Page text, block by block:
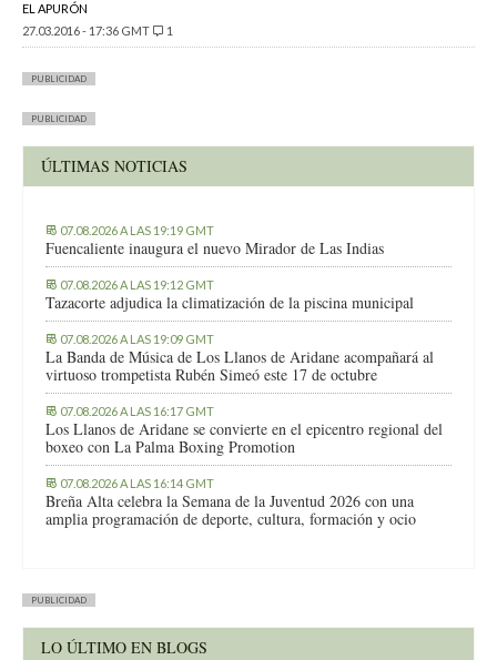
EL APURÓN
27.03.2016 - 17:36 GMT
1
PUBLICIDAD
PUBLICIDAD
ÚLTIMAS NOTICIAS
07.08.2026 A LAS 19:19 GMT
Fuencaliente inaugura el nuevo Mirador de Las Indias
07.08.2026 A LAS 19:12 GMT
Tazacorte adjudica la climatización de la piscina municipal
07.08.2026 A LAS 19:09 GMT
La Banda de Música de Los Llanos de Aridane acompañará al
virtuoso trompetista Rubén Simeó este 17 de octubre
07.08.2026 A LAS 16:17 GMT
Los Llanos de Aridane se convierte en el epicentro regional del
boxeo con La Palma Boxing Promotion
07.08.2026 A LAS 16:14 GMT
Breña Alta celebra la Semana de la Juventud 2026 con una
amplia programación de deporte, cultura, formación y ocio
PUBLICIDAD
LO ÚLTIMO EN BLOGS